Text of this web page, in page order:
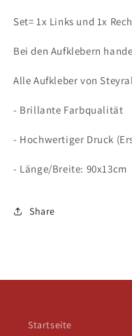
Set= 1x Links und 1x
Bei den Aufklebern
Alle Aufkleber von
- Brillante Farbqualität
- Hochwertiger Druck
- Länge/Breite: 90x13cm
Share
Startseite